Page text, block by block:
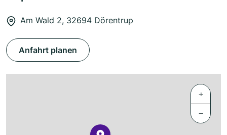
Am Wald 2, 32694 Dörentrup
Anfahrt planen
+
−